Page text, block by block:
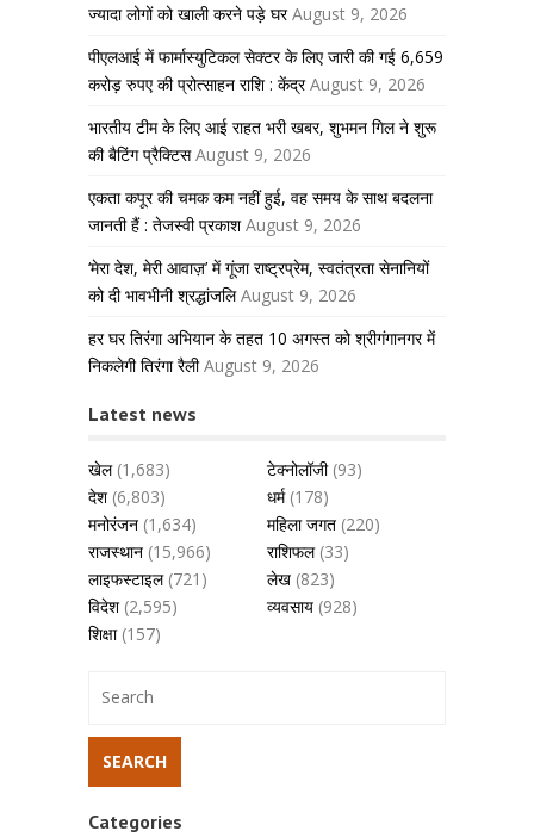
ज्यादा लोगों को खाली करने पड़े घर August 9, 2026
पीएलआई में फार्मास्युटिकल सेक्टर के लिए जारी की गई 6,659
करोड़ रुपए की प्रोत्साहन राशि : केंद्र August 9, 2026
भारतीय टीम के लिए आई राहत भरी खबर, शुभमन गिल ने शुरू
की बैटिंग प्रैक्टिस August 9, 2026
एकता कपूर की चमक कम नहीं हुई, वह समय के साथ बदलना
जानती हैं : तेजस्वी प्रकाश August 9, 2026
‘मेरा देश, मेरी आवाज़’ में गूंजा राष्ट्रप्रेम, स्वतंत्रता सेनानियों
को दी भावभीनी श्रद्धांजलि August 9, 2026
हर घर तिरंगा अभियान के तहत 10 अगस्त को श्रीगंगानगर में
निकलेगी तिरंगा रैली August 9, 2026
Latest news
खेल(1,683) टेक्नोलॉजी(93)
देश(6,803) धर्म(178)
मनोरंजन (1,634) महिला जगत (220)
राजस्थान (15,966) राशिफल(33)
लाइफस्टाइल(721) लेख (823)
विदेश(2,595) व्यवसाय (928)
शिक्षा(157)
Categories